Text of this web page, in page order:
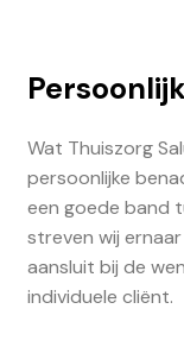
Wat Thuiszorg
persoonlijke
een goede band
streven wij
aansluit bij de
individuele cliënt.